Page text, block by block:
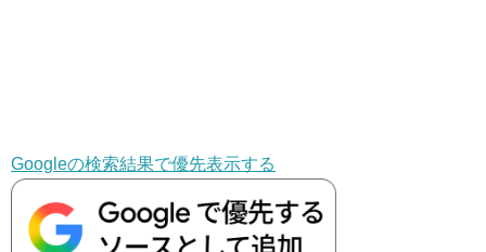
Googleの検索結果で優先表示する